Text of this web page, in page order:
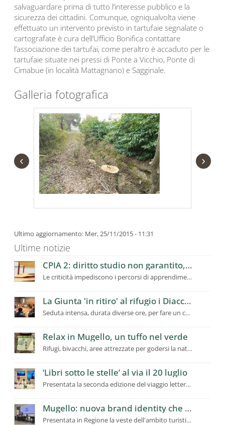
salvaguardare prima di tutto l’interesse pubblico e la
sicurezza dei cittadini. Comunque, ogniqualvolta viene
effettuato un intervento previsto in tartufaie segnalate o
cartografate è cura dell’Ufficio Bonifica contattare
l’associazione dei tartufai, come peraltro è accaduto per le
tartufaie situate nei pressi di Ponte a Vicchio, Ponte di
Cimabue (in località Mattagnano) e Sagginale.
Galleria fotografica
‹ ›
Ultimo aggiornamento: Mer, 25/11/2015 - 11:31
Ultime notizie
CPIA 2: diritto studio non garantito, richiesto a Ufficio Scolastico Regionale intervento urgente
Le criticità impediscono i percorsi di apprendimento, utenti in calo
La Giunta 'in ritiro' al rifugio i Diacci: dalla montagna la programmazione del futuro del Mugello
Seduta intensa, durata diverse ore, per fare un confronto ampio sui temi prioritari e strategici
Relax in Mugello, un tuffo nel verde
Rifugi, bivacchi, aree attrezzate per godersi la natura. Stop fuochi
‘Libri sotto le stelle’ al via il 20 luglio
Presentata la seconda edizione del viaggio letterario itinerante in Mugello
Mugello: nuova brand identity che racconta la “Toscana Autentica”
Presentata in Regione la veste dell'ambito turistico per valorizzare e promuovere il territorio